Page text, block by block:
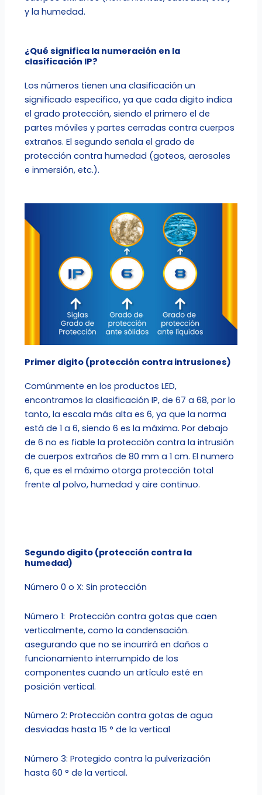
y la humedad.
¿Qué significa la numeración en la
clasificación IP?
Los números tienen una clasificación un
significado especifico, ya que cada digito indica
el grado protección, siendo el primero el de
partes móviles y partes cerradas contra cuerpos
extraños. El segundo señala el grado de
protección contra humedad (goteos, aerosoles
e inmersión, etc.).
Primer digito (protección contra intrusiones)
Comúnmente en los productos LED,
encontramos la clasificación IP, de 67 a 68, por lo
tanto, la escala más alta es 6, ya que la norma
está de 1 a 6, siendo 6 es la máxima. Por debajo
de 6 no es fiable la protección contra la intrusión
de cuerpos extraños de 80 mm a 1 cm. El numero
6, que es el máximo otorga protección total
frente al polvo, humedad y aire continuo.
Segundo digito (protección contra la
humedad)
Número 0 o X: Sin protección
Número 1: Protección contra gotas que caen
verticalmente, como la condensación.
asegurando que no se incurrirá en daños o
funcionamiento interrumpido de los
componentes cuando un artículo esté en
posición vertical.
Número 2: Protección contra gotas de agua
desviadas hasta 15 ° de la vertical
Número 3: Protegido contra la pulverización
hasta 60 ° de la vertical.